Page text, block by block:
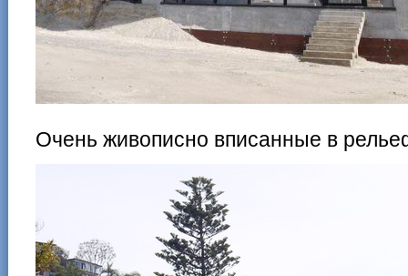
Очень живописно вписанные в